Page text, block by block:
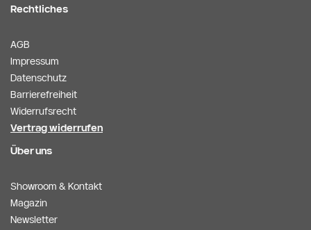
Rechtliches
AGB
Impressum
Datenschutz
Barrierefreiheit
Widerrufsrecht
Vertrag widerrufen
Über uns
Showroom & Kontakt
Magazin
Newsletter